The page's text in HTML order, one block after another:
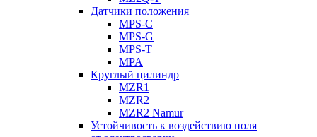
Датчики положения
MPS-C
MPS-G
MPS-T
MPA
Круглый цилиндр
MZR1
MZR2
MZR2 Namur
Устойчивость к воздействию поля